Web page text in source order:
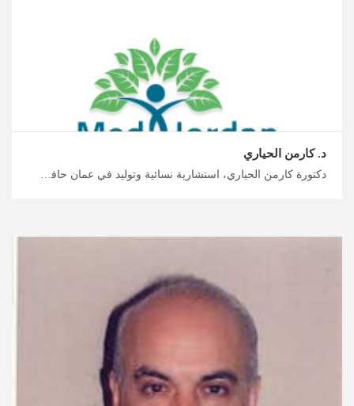
د. كارمن الحياري
دكتورة كارمن الحياري، استشارية نسائية وتوليد في عمان حافظ على صحتك وعافيتك اليوم مع ميدكس، استشارات شاملة لما قبل الحمل والاختبار الجيني في الأردن، اعثر على طبيبك المختص وابدأ التخطيط لرحلتك العلاجية الآن